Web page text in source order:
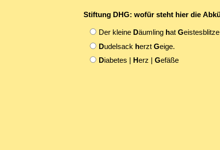
Stiftung DHG: wofür steht hier die
Der kleine Däumling hat G
Dudelsack herzt Geige.
Diabetes | Herz | Gefäße